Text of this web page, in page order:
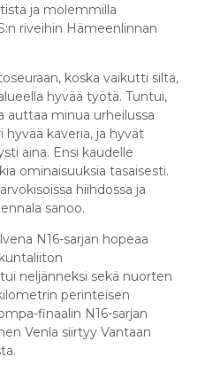
ja molemmilla
riveihin Hämeenlinnan
koska vaikutti siltä,
hyvää työtä. Tuntui,
minua urheilussa
hyvää kaveria, ja hyvät
aina. Ensi kaudelle
ominaisuuksia tasaisesti.
hiihdossa ja
sanoo.
N16-sarjan hopeaa
neljänneksi sekä nuorten
perinteisen
finaalin N16-sarjan
Venla siirtyy Vantaan